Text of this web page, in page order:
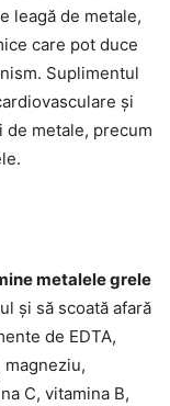
leagă de metale,
care pot duce
Suplimentul
și
de metale, precum
metalele grele
și să scoată afară
de EDTA,
magneziu,
C, vitamina B,